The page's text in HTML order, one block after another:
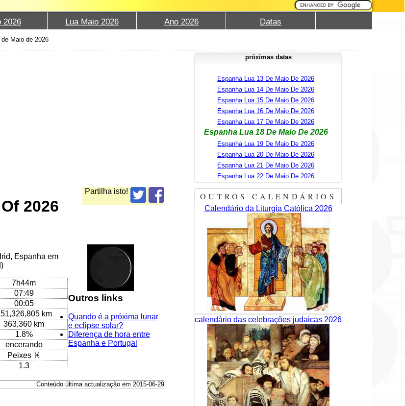
2026 Lua Maio 2026 Ano 2026 Datas
Maio de 2026
Partilha isto!
2026
Espanha em
7h44m
07:49
00:05
km
363,360 km
1.8%
encerando
Peixes ♓
1.3
Outros links
Quando é a próxima lunar
e eclipse solar?
Diferença de hora entre
Espanha e Portugal
Conteúdo última actualização em 2015-06-29
próximas datas
Espanha Lua 13 De Maio De 2026
Espanha Lua 14 De Maio De 2026
Espanha Lua 15 De Maio De 2026
Espanha Lua 16 De Maio De 2026
Espanha Lua 17 De Maio De 2026
Espanha Lua 18 De Maio De 2026
Espanha Lua 19 De Maio De 2026
Espanha Lua 20 De Maio De 2026
Espanha Lua 21 De Maio De 2026
Espanha Lua 22 De Maio De 2026
OUTROS CALENDÁRIOS
Calendário da Liturgia Católica 2026
calendário das celebrações judaicas 2026